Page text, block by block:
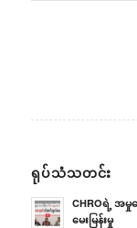
ရုပ်သံသတင်း
CHROရဲ့ အ
မေးမြန်းမှု